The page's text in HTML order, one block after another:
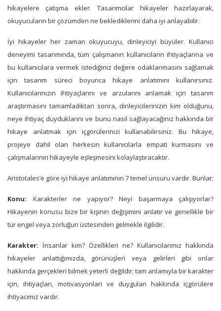
hikayelere çatışma ekler. Tasarımcılar hikayeler hazırlayarak,
okuyucuların bir çözümden ne beklediklerini daha iyi anlayabilir.
İyi hikayeler her zaman okuyucuyu, dinleyiciyi büyüler. Kullanıcı
deneyimi tasarımında, tüm çalışmanın kullanıcıların ihtiyaçlarına ve
bu kullanıcılara vermek istediğiniz değere odaklanmasını sağlamak
için tasarım süreci boyunca hikaye anlatımını kullanırsınız.
Kullanıcılarınızın ihtiyaçlarını ve arzularını anlamak için tasarım
araştırmasını tamamladıktan sonra, dinleyicilerinizin kim olduğunu,
neye ihtiyaç duyduklarını ve bunu nasıl sağlayacağınız hakkında bir
hikaye anlatmak için içgörülerinizi kullanabilirsiniz. Bu hikaye,
projeye dahil olan herkesin kullanıcılarla empati kurmasını ve
çalışmalarının hikayeyle eşleşmesini kolaylaştıracaktır.
Aristotales’e göre iyi hikaye anlatımının 7 temel unsuru vardır. Bunlar;
Konu: Karakterler ne yapıyor? Neyi başarmaya çalışıyorlar?
Hikayenin konusu bize bir kişinin değişimini anlatır ve genellikle bir
tür engel veya zorluğun üstesinden gelmekle ilgilidir.
Karakter: İnsanlar kim? Özellikleri ne? Kullanıcılarımız hakkında
hikayeler anlattığımızda, görünüşleri veya gelirleri gibi onlar
hakkında gerçekleri bilmek yeterli değildir; tam anlamıyla bir karakter
için, ihtiyaçları, motivasyonları ve duyguları hakkında içgörülere
ihtiyacımız vardır.